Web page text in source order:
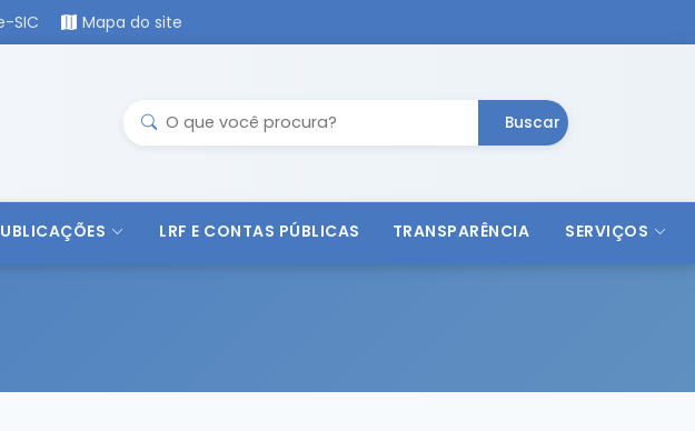
SIC Mapa do site
Buscar
LRF E CONTAS PÚBLICAS TRANSPARÊNCIA SERVIÇOS